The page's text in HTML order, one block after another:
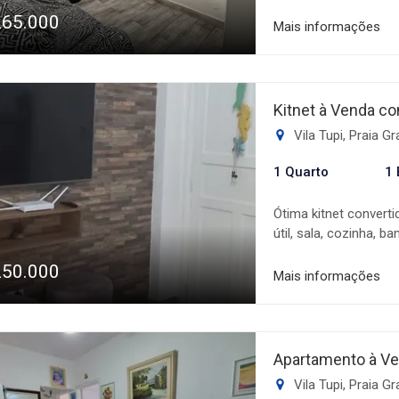
com box Blindex que
e a famosa orla da
bem-estar. Não
tudo o que você
sua visita e
Mais informações
Kitnet à Venda
Vila Tupi, Praia
1 Quarto 1
Ótima kitnet
útil, sala, cozinha,
livre por perto.
Mais informações
Apartamento à
Vila Tupi, Praia